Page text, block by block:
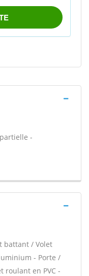
-
battant / Volet
- Porte /
roulant en PVC -